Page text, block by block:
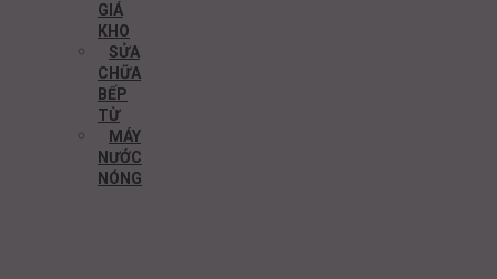
GIÁ
KHO
SỬA
CHỮA
BẾP
TỪ
MÁY
NƯỚC
NÓNG